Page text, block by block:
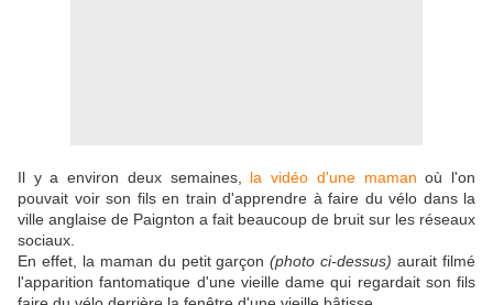
Il y a environ deux semaines, la vidéo d'une maman où l'on
pouvait voir son fils en train d'apprendre à faire du vélo dans la
ville anglaise de Paignton a fait beaucoup de bruit sur les réseaux
sociaux.
En effet, la maman du petit garçon(photo ci-dessus) aurait filmé
l'apparition fantomatique d'une vieille dame qui regardait son fils